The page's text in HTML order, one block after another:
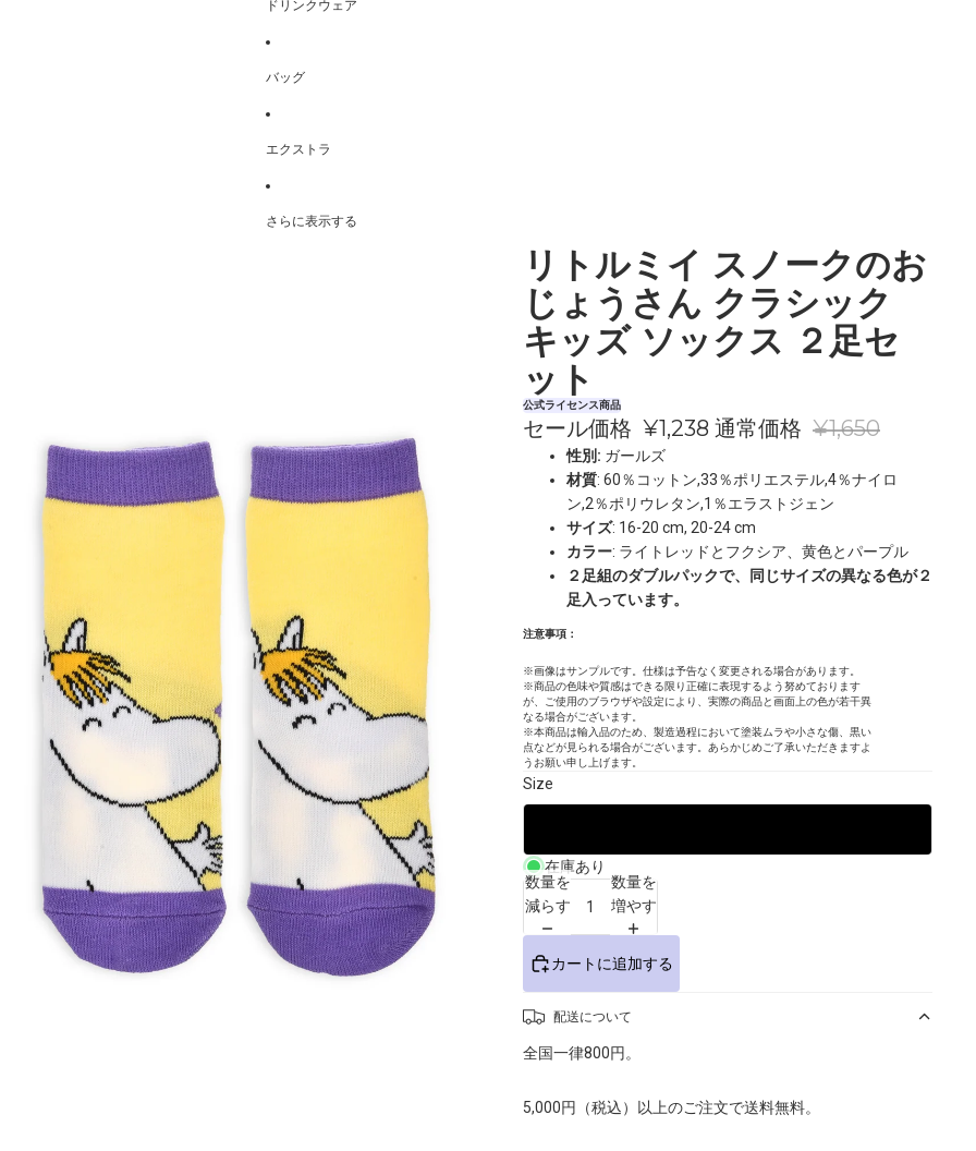
ドリンクウェア
バッグ
エクストラ
さらに表示する
リトルミイ スノークのお
じょうさん クラシック
キッズ ソックス ２足セ
ット
公式ライセンス商品
セール価格 ¥1,238 通常価格 ¥1,650
性別: ガールズ
材質: 60％コットン,33％ポリエステル,4％ナイロ
ン,2％ポリウレタン,1％エラストジェン
サイズ: 16-20 cm, 20-24 cm
カラー: ライトレッドとフクシア、黄色とパープル
２足組のダブルパックで、同じサイズの異なる色が２
足入っています。
注意事項：
※画像はサンプルです。仕様は予告なく変更される場合があります。
※商品の色味や質感はできる限り正確に表現するよう努めております
が、ご使用のブラウザや設定により、実際の商品と画面上の色が若干異
なる場合がございます。
※本商品は輸入品のため、製造過程において塗装ムラや小さな傷、黒い
点などが見られる場合がございます。あらかじめご了承いただきますよ
うお願い申し上げます。
Size
在庫あり
数量を
減らす
数量を
増やす
カートに追加する
配送について
全国一律800円。
5,000円（税込）以上のご注文で送料無料。